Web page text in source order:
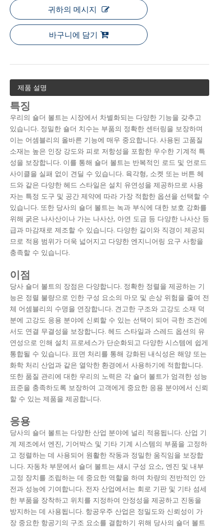
귀하의 메시지
바구니에 담기
제품 설명
특징
우리의 숄더 볼트는 시장에서 차별화되는 다양한 기능을 갖추고
있습니다. 정밀한 숄더 치수는 부품의 정확한 센터링을 보장하며
이는 어셈블리의 올바른 기능에 매우 중요합니다. 사용된 고품질
소재는 높은 인장 강도와 피로 저항성을 포함한 우수한 기계적 특
성을 보장합니다. 이를 통해 숄더 볼트는 반복적인 로드 및 언로드
사이클을 실패 없이 견딜 수 있습니다. 육각형, 소켓 또는 버튼 헤
드와 같은 다양한 헤드 스타일은 설치 유연성을 제공하므로 사용
자는 특정 도구 및 공간 제약에 따라 가장 적합한 옵션을 선택할 수
있습니다. 또한 당사의 숄더 볼트는 녹과 부식에 대한 보호 강화를
위해 굵은 나사산이나 가는 나사산, 아연 도금 등 다양한 나사산 등
급과 마감재로 제조할 수 있습니다. 다양한 길이와 직경이 제공되
므로 적용 범위가 더욱 넓어지고 다양한 엔지니어링 요구 사항을
충족할 수 있습니다.
이점
당사 숄더 볼트의 장점은 다양합니다. 정확한 정렬을 제공하는 기
능은 정렬 불량으로 인한 구성 요소의 마모 및 손상 위험을 줄여 전
체 어셈블리의 수명을 연장합니다. 견고한 구조와 고강도 소재 덕
분에 고강도 응용 분야에 신뢰할 수 있는 선택이 되어 극한 조건에
서도 연결 무결성을 보장합니다. 헤드 스타일과 스레드 옵션의 유
연성으로 인해 설치 프로세스가 단순화되고 다양한 시스템에 쉽게
통합될 수 있습니다. 표면 처리를 통해 강화된 내식성은 해양 또는
화학 처리 산업과 같은 열악한 환경에서 사용하기에 적합합니다.
또한 품질 관리에 대한 우리의 노력은 각 숄더 볼트가 엄격한 성능
표준을 충족하도록 보장하여 고객에게 중요한 응용 분야에서 신뢰
할 수 있는 제품을 제공합니다.
응용
당사의 숄더 볼트는 다양한 산업 분야에 널리 적용됩니다. 산업 기
계 제조에서 엔진, 기어박스 및 기타 기계 시스템의 부품을 고정하
고 정렬하는 데 사용되어 원활한 작동과 정밀한 움직임을 보장합
니다. 자동차 부문에서 숄더 볼트는 섀시 구성 요소, 엔진 및 내부
고정 장치를 조립하는 데 중요한 역할을 하며 차량의 전반적인 안
전과 성능에 기여합니다. 전자 산업에서는 회로 기판 및 기타 섬세
한 부품을 장착하고 위치를 지정하여 안정성을 제공하고 진동을
방지하는 데 사용됩니다. 항공우주 산업은 정밀도와 신뢰성이 가
장 중요한 항공기의 구조 요소를 결합하기 위해 당사의 숄더 볼트